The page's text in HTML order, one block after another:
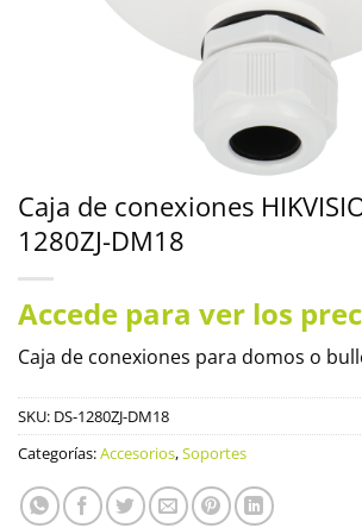
Caja de conexiones
1280ZJ-DM18
Accede para ver los
Caja de conexiones para domos o
SKU: DS-1280ZJ-DM18
Categorías:Accesorios,Soportes